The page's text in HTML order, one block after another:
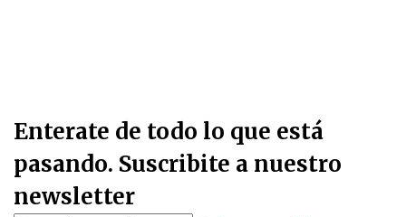
Enterate de todo lo que está
pasando. Suscribite a nuestro
newsletter